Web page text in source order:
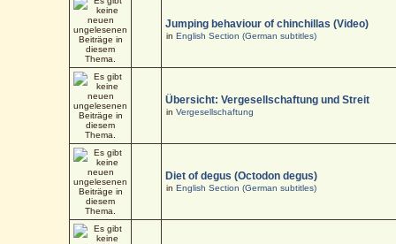
Jumping behaviour of chinchillas (Video)
inEnglish Section (German subtitles)
Übersicht: Vergesellschaftung und Streit
inVergesellschaftung
Diet of degus (Octodon degus)
inEnglish Section (German subtitles)